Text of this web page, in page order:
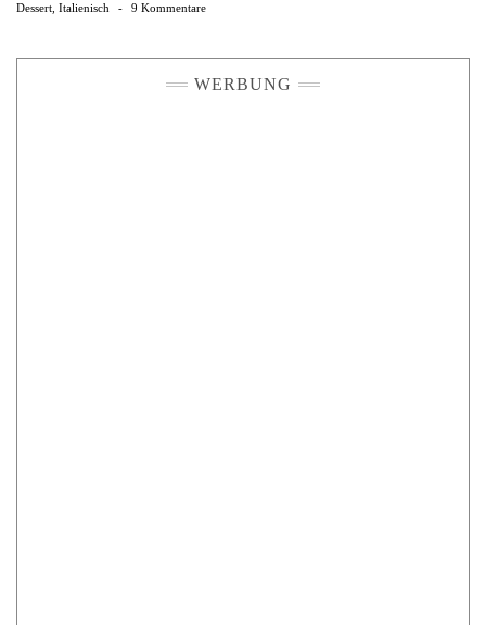
Dessert Italienisch - 9 Kommentare
WERBUNG